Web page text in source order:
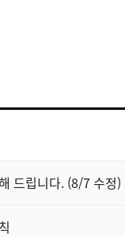
드립니다. (8/7 수정)